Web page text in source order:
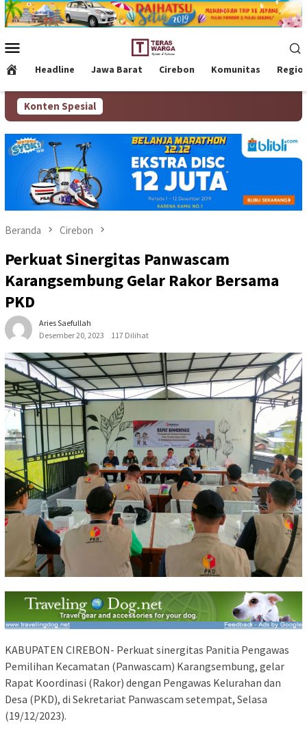
Loncat
ke
Mobile
Headline Jawa Barat Cirebon Komunitas
Konten Spesial
Beranda Cirebon
Perkuat Sinergitas Panwascam
Karangsembung Gelar Rakor Bersama
PKD
Aries Saefullah
Desember 20, 2023
117 Dilihat
KABUPATEN CIREBON- Perkuat sinergitas Panitia Pengawas
Pemilihan Kecamatan (Panwascam) Karangsembung, gelar
Rapat Koordinasi (Rakor) dengan Pengawas Kelurahan dan
Desa (PKD), di Sekretariat Panwascam setempat, Selasa
(19/12/2023).